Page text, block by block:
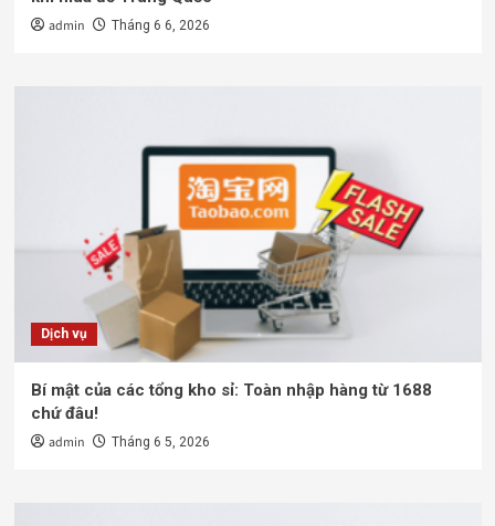
admin Tháng 6 6, 2026
Dịch vụ
Bí mật của các tổng kho sỉ: Toàn nhập hàng từ 1688
chứ đâu!
admin Tháng 6 5, 2026